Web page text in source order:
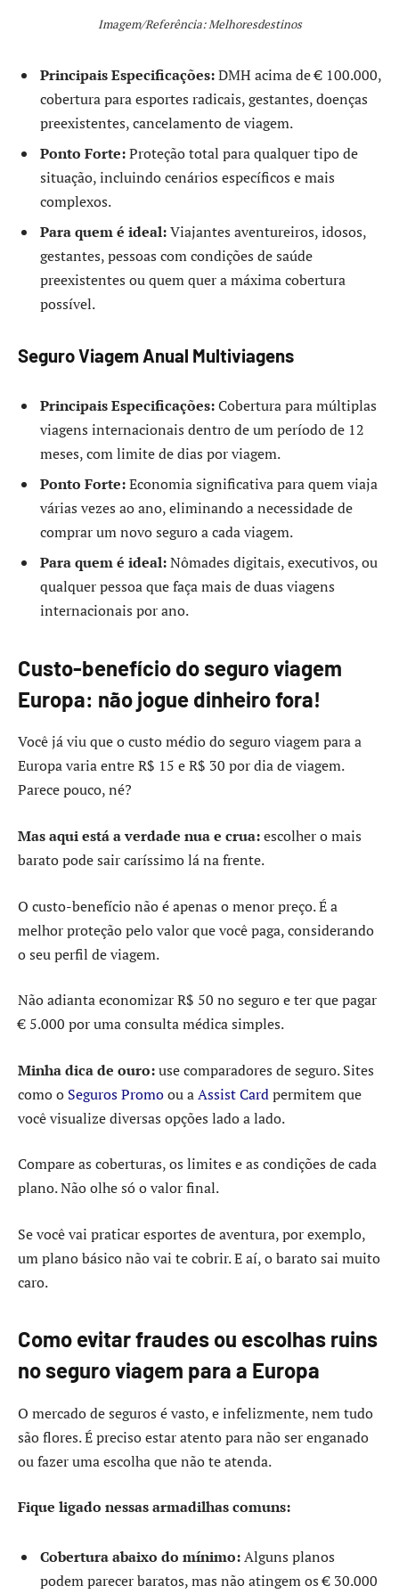
Imagem/Referência: Melhoresdestinos
Principais Especificações:DMH acima de € 100.000,
cobertura para esportes radicais, gestantes, doenças
preexistentes, cancelamento de viagem.
Ponto Forte:Proteção total para qualquer tipo de
situação, incluindo cenários específicos e mais
complexos.
Para quem é ideal:Viajantes aventureiros, idosos,
gestantes, pessoas com condições de saúde
preexistentes ou quem quer a máxima cobertura
possível.
Seguro Viagem Anual Multiviagens
Principais Especificações:Cobertura para múltiplas
viagens internacionais dentro de um período de 12
meses, com limite de dias por viagem.
Ponto Forte:Economia significativa para quem viaja
várias vezes ao ano, eliminando a necessidade de
comprar um novo seguro a cada viagem.
Para quem é ideal:Nômades digitais, executivos, ou
qualquer pessoa que faça mais de duas viagens
internacionais por ano.
Custo-benefício do seguro viagem
Europa: não jogue dinheiro fora!
Você já viu que o custo médio do seguro viagem para a
Europa varia entre R$ 15 e R$ 30 por dia de viagem.
Parece pouco, né?
Mas aqui está a verdade nua e crua:escolher o mais
barato pode sair caríssimo lá na frente.
O custo-benefício não é apenas o menor preço. É a
melhor proteção pelo valor que você paga, considerando
o seu perfil de viagem.
Não adianta economizar R$ 50 no seguro e ter que pagar
€ 5.000 por uma consulta médica simples.
Minha dica de ouro:use comparadores de seguro. Sites
como o Seguros Promoou aAssist Cardpermitem que
você visualize diversas opções lado a lado.
Compare as coberturas, os limites e as condições de cada
plano. Não olhe só o valor final.
Se você vai praticar esportes de aventura, por exemplo,
um plano básico não vai te cobrir. E aí, o barato sai muito
caro.
Como evitar fraudes ou escolhas ruins
no seguro viagem para a Europa
O mercado de seguros é vasto, e infelizmente, nem tudo
são flores. É preciso estar atento para não ser enganado
ou fazer uma escolha que não te atenda.
Fique ligado nessas armadilhas comuns:
Cobertura abaixo do mínimo:Alguns planos
podem parecer baratos, mas não atingem os € 30.000